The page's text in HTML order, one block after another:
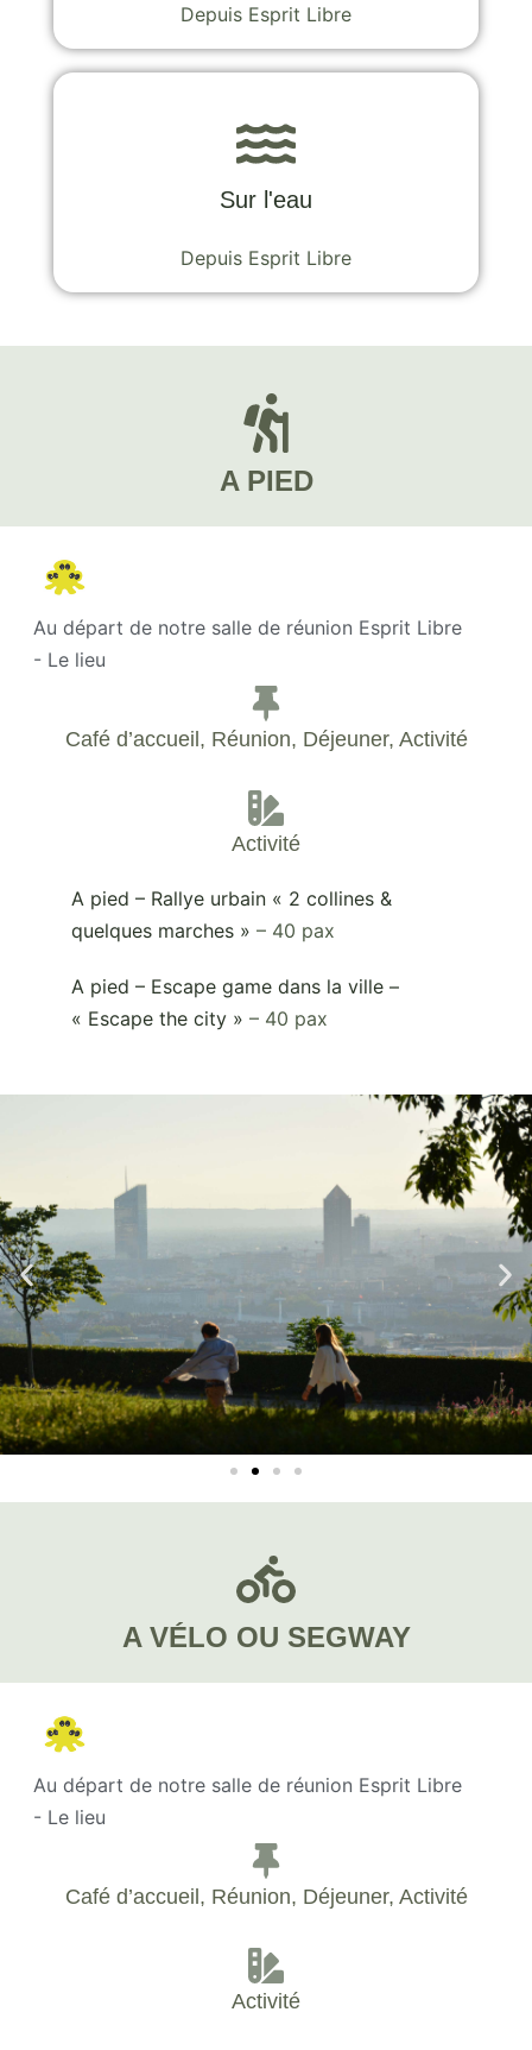
Depuis Esprit Libre
Sur l'eau
Depuis Esprit Libre
A PIED
Au départ de notre salle de réunion Esprit Libre
- Le lieu
Café d’accueil, Réunion, Déjeuner, Activité
Activité
A pied – Rallye urbain « 2 collines &
quelques marches » – 40 pax
A pied – Escape game dans la ville –
« Escape the city » – 40 pax
A VÉLO OU SEGWAY
Au départ de notre salle de réunion Esprit Libre
- Le lieu
Café d’accueil, Réunion, Déjeuner, Activité
Activité